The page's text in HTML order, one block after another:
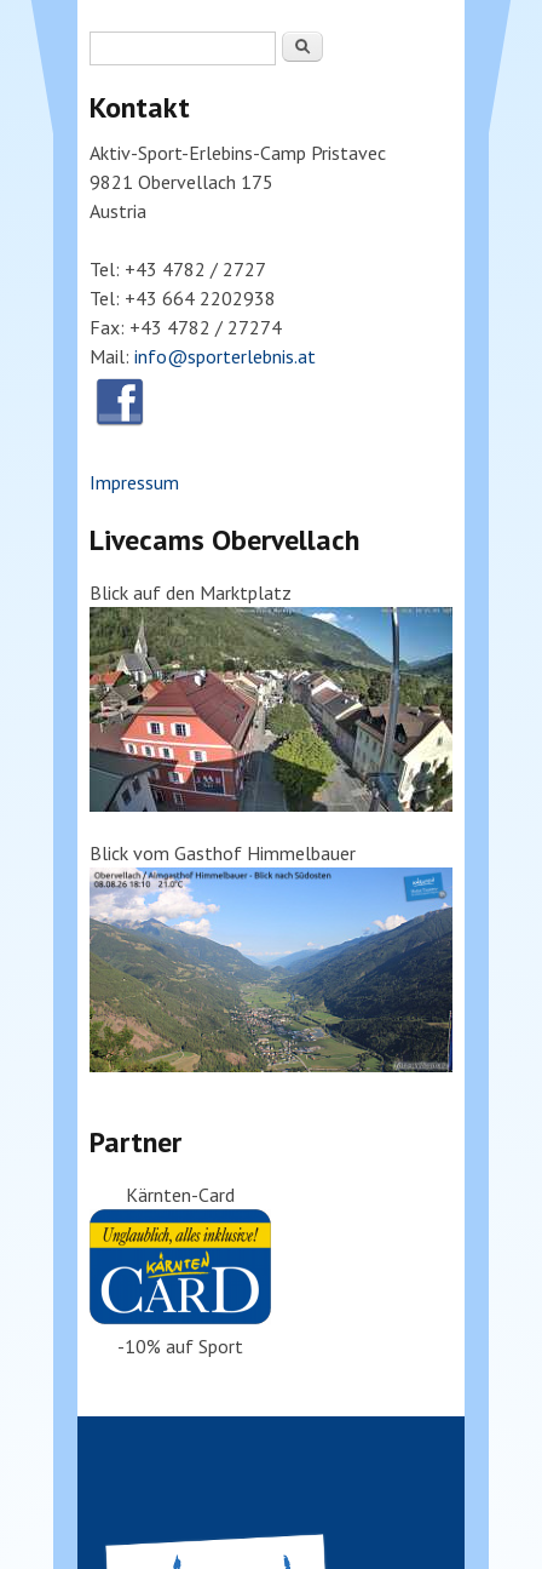
Suche
Kontakt
Aktiv-Sport-Erlebins-Camp Pristavec
9821 Obervellach 175
Austria
Tel: +43 4782 / 2727
Tel: +43 664 2202938
Fax: +43 4782 / 27274
Mail: info@sporterlebnis.at
Impressum
Livecams Obervellach
Blick auf den Marktplatz
Blick vom Gasthof Himmelbauer
Partner
Kärnten-Card
-10% auf Sport